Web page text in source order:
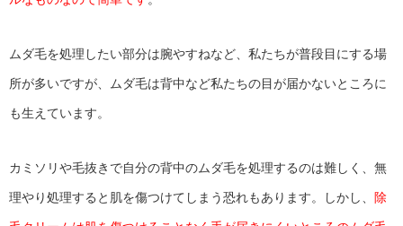
ムダ毛を処理したい部分は腕やすねなど、私たちが普段目にする場
所が多いですが、ムダ毛は背中など私たちの目が届かないところに
も生えています。
カミソリや毛抜きで自分の背中のムダ毛を処理するのは難しく、無
理やり処理すると肌を傷つけてしまう恐れもあります。しかし、 除